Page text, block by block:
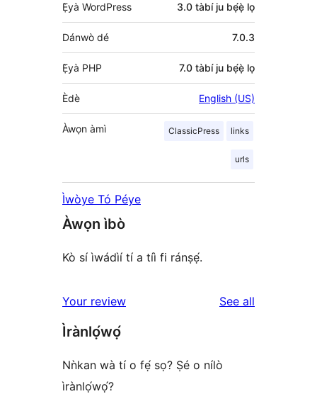
Ẹ̀yà WordPress 3.0 tàbí ju bẹ́ẹ̀ lọ
Dánwò dé 7.0.3
Ẹ̀yà PHP 7.0 tàbí ju bẹ́ẹ̀ lọ
Èdè English (US)
Àwọn àmì ClassicPress links
urls
Ìwòye Tó Péye
Àwọn ìbò
Kò sí ìwádìí tí a tíì fi ránṣẹ́.
Your review See all
Ìrànlọ́wọ́
Nǹkan wà tí o fẹ́ sọ? Ṣé o nílò
ìrànlọ́wọ́?